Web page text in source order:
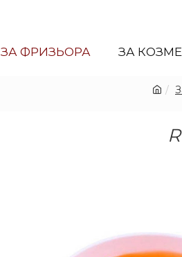
ЗА ФРИЗЬОРА ЗА